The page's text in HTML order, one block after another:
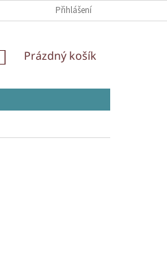
Přihlášení
NÁKUPNÍ
Prázdný košík